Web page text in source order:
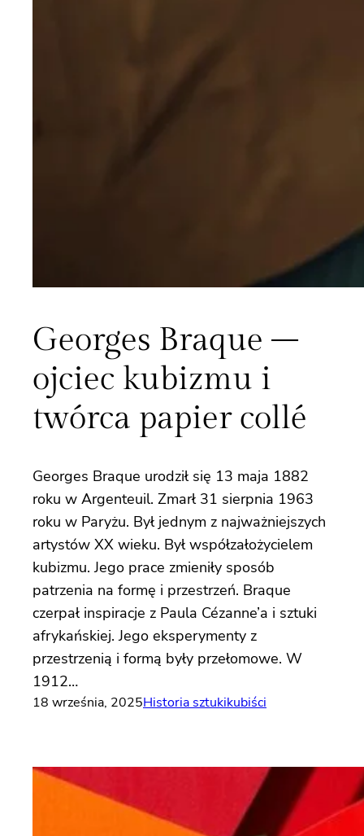
Georges Braque –
ojciec kubizmu i
twórca papier collé
Georges Braque urodził się 13 maja 1882
roku w Argenteuil. Zmarł 31 sierpnia 1963
roku w Paryżu. Był jednym z najważniejszych
artystów XX wieku. Był współzałożycielem
kubizmu. Jego prace zmieniły sposób
patrzenia na formę i przestrzeń. Braque
czerpał inspiracje z Paula Cézanne’a i sztuki
afrykańskiej. Jego eksperymenty z
przestrzenią i formą były przełomowe. W
1912…
18 września, 2025Historia sztukikubiści